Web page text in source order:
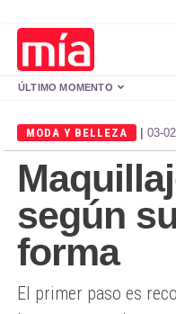
ÚLTIMO MOMENTO
MODA Y BELLEZA | 03-
según
forma
El primer paso es